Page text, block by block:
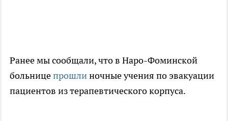
Ранее мы сообщали, что в Наро-Фоминской
больницепрошлиночные учения по эвакуации
пациентов из терапевтического корпуса.